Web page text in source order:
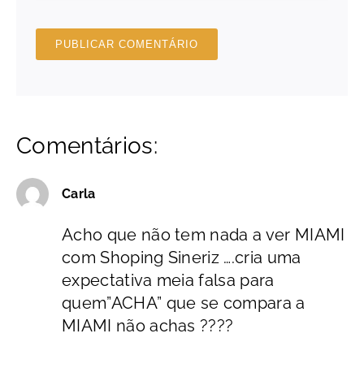
Comentários:
Carla
Acho que não tem nada a ver MIAMI
com Shoping Sineriz ….cria uma
expectativa meia falsa para
quem”ACHA” que se compara a
MIAMI não achas ????